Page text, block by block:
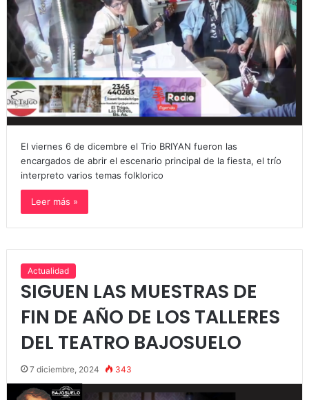
El viernes 6 de dicembre el Trio BRIYAN fueron las
encargados de abrir el escenario principal de la fiesta, el trío
interpreto varios temas folklorico
Leer más »
Actualidad
SIGUEN LAS MUESTRAS DE
FIN DE AÑO DE LOS TALLERES
DEL TEATRO BAJOSUELO
7 diciembre, 2024 343